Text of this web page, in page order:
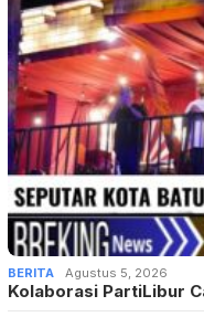
BERITA Agustus 5, 2026
Kolaborasi PartiLibur